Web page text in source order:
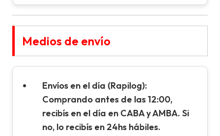
Medios de envío
Envíos en el día (Rapilog):
Comprando antes de las 12:00,
recibís en el día en CABA y AMBA. Si
no, lo recibís en 24hs hábiles.